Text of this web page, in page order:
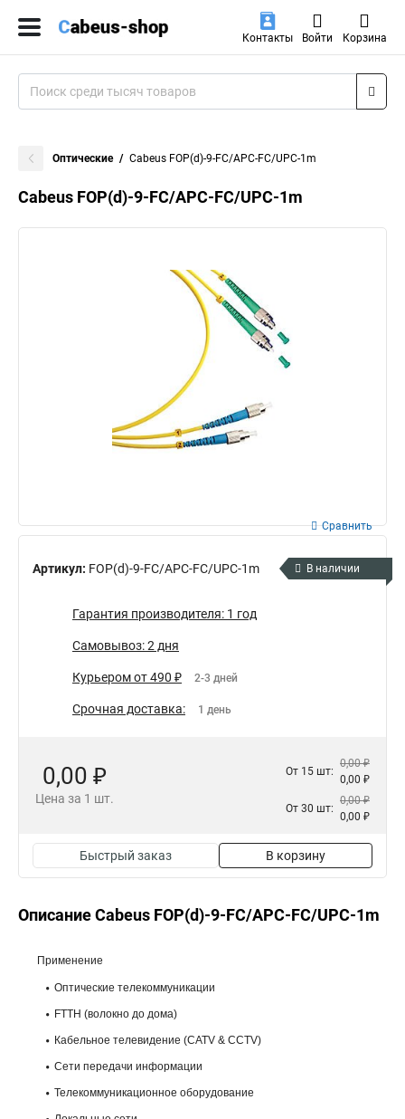
Контакты Войти Корзина
Оптические Cabeus FOP(d)-9-FC/APC-FC/UPC-1m
Cabeus FOP(d)-9-FC/APC-FC/UPC-1m
Артикул: FOP(d)-9-FC/APC-FC/UPC-1m
Сравнить
В наличии
Гарантия производителя: 1 год
Самовывоз: 2 дня
Курьером от 490 ₽ 2-3 дней
Срочная доставка: 1 день
0,00 ₽
Цена за 1 шт.
От 15 шт:
0,00 ₽
0,00 ₽
От 30 шт:
0,00 ₽
0,00 ₽
Быстрый заказ В корзину
Описание Cabeus FOP(d)-9-FC/APC-FC/UPC-1m
Применение
Оптические телекоммуникации
FTTH (волокно до дома)
Кабельное телевидение (CATV & CCTV)
Сети передачи информации
Телекоммуникационное оборудование